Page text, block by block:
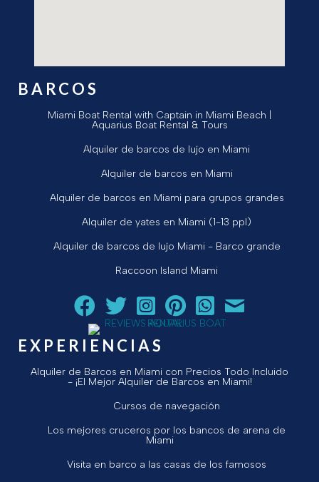
BARCOS
Miami Boat Rental with Captain in Miami Beach |
Aquarius Boat Rental & Tours
Alquiler de barcos de lujo en Miami
Alquiler de barcos en Miami
Alquiler de barcos en Miami para grupos grandes
Alquiler de yates en Miami (1-13 ppl)
Alquiler de barcos de lujo Miami - Barco grande
Raccoon Island Miami
Siga a Aquarius Boat Rental and Tours en Facebook.
Siga a Aquarius Boat Rental and Tours en
¡Siga Aquarius Boat Rental and Tours
¡Siga Aquarius Boat Rental and
Chatear con Aquarius
¡Envíe un correo
EXPERIENCIAS
Alquiler de Barcos en Miami con Precios Todo Incluido
- ¡El Mejor Alquiler de Barcos en Miami!
Cursos de navegación
Los mejores cruceros por los bancos de arena de
Miami
Visita en barco a las casas de los famosos